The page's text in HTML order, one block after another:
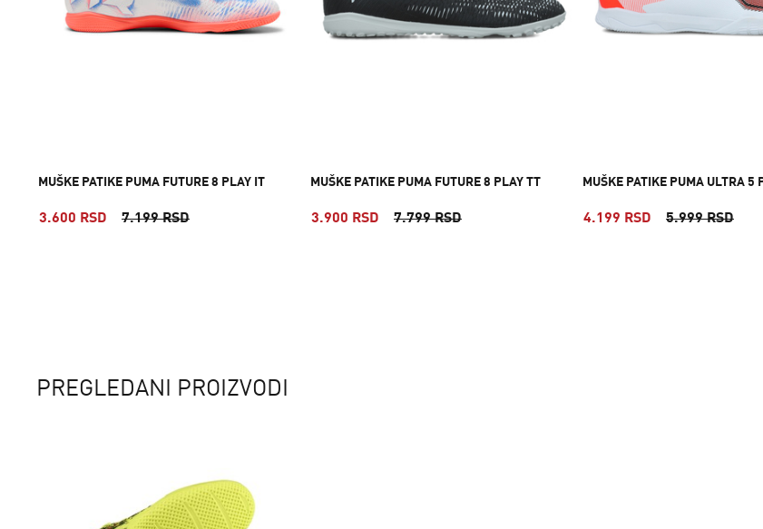
MUŠKE PATIKE PUMA FUTURE 8 PLAY IT
3.600 RSD 7.199 RSD
MUŠKE PATIKE PUMA FUTURE 8 PLAY TT
3.900 RSD 7.799 RSD
MUŠKE PATIKE PUMA ULTRA 5
4.199 RSD 5.999 RSD
PREGLEDANI PROIZVODI